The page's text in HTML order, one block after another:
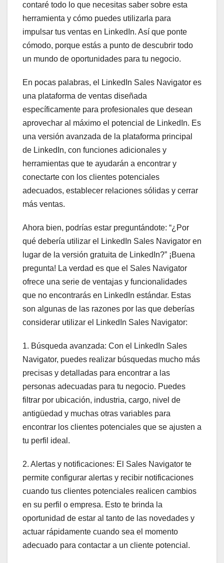
contaré todo lo que necesitas saber sobre esta
herramienta y cómo puedes utilizarla para
impulsar tus ventas en LinkedIn. Así que ponte
cómodo, porque estás a punto de descubrir todo
un mundo de oportunidades para tu negocio.
En pocas palabras, el LinkedIn Sales Navigator es
una plataforma de ventas diseñada
específicamente para profesionales que desean
aprovechar al máximo el potencial de LinkedIn. Es
una versión avanzada de la plataforma principal
de LinkedIn, con funciones adicionales y
herramientas que te ayudarán a encontrar y
conectarte con los clientes potenciales
adecuados, establecer relaciones sólidas y cerrar
más ventas.
Ahora bien, podrías estar preguntándote: “¿Por
qué debería utilizar el LinkedIn Sales Navigator en
lugar de la versión gratuita de LinkedIn?” ¡Buena
pregunta! La verdad es que el Sales Navigator
ofrece una serie de ventajas y funcionalidades
que no encontrarás en LinkedIn estándar. Estas
son algunas de las razones por las que deberías
considerar utilizar el LinkedIn Sales Navigator:
1. Búsqueda avanzada: Con el LinkedIn Sales
Navigator, puedes realizar búsquedas mucho más
precisas y detalladas para encontrar a las
personas adecuadas para tu negocio. Puedes
filtrar por ubicación, industria, cargo, nivel de
antigüedad y muchas otras variables para
encontrar los clientes potenciales que se ajusten a
tu perfil ideal.
2. Alertas y notificaciones: El Sales Navigator te
permite configurar alertas y recibir notificaciones
cuando tus clientes potenciales realicen cambios
en su perfil o empresa. Esto te brinda la
oportunidad de estar al tanto de las novedades y
actuar rápidamente cuando sea el momento
adecuado para contactar a un cliente potencial.